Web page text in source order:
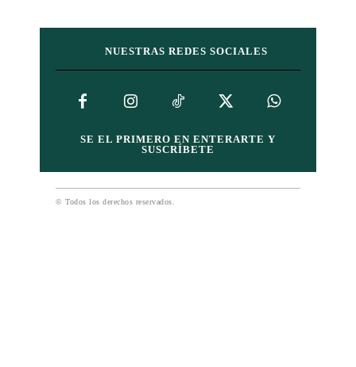
NUESTRAS REDES SOCIALES
SE EL PRIMERO EN ENTERARTE Y
SUSCRÍBETE
© Todos los derechos reservados.